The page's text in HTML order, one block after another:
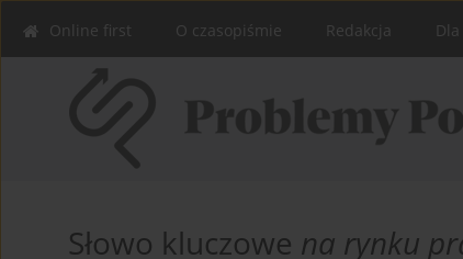
Online first O czasopiśmie Redakcja
Słowo kluczowe na rynku